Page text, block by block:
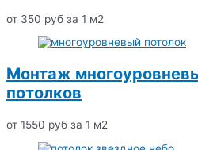
от 350 руб за 1 м2
Монтаж
потолков
от 1550 руб за 1 м2